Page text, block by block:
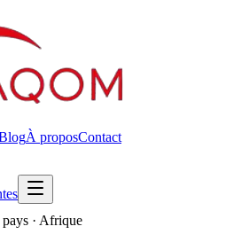
À proposContact
· Afrique